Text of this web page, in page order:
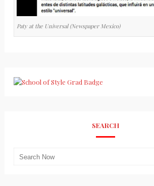
Paty at the Universal (Newspaper Mexico)
SEARCH